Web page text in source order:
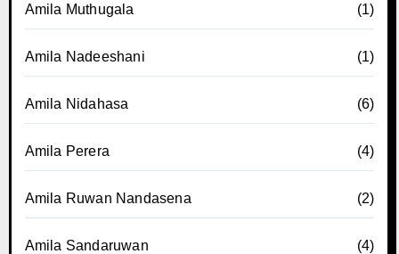
Amila Muthugala (1)
Amila Nadeeshani (1)
Amila Nidahasa (6)
Amila Perera (4)
Amila Ruwan Nandasena (2)
Amila Sandaruwan (4)